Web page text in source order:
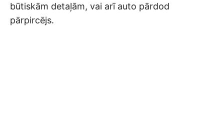
būtiskām detaļām, vai arī auto pārdod
pārpircējs.